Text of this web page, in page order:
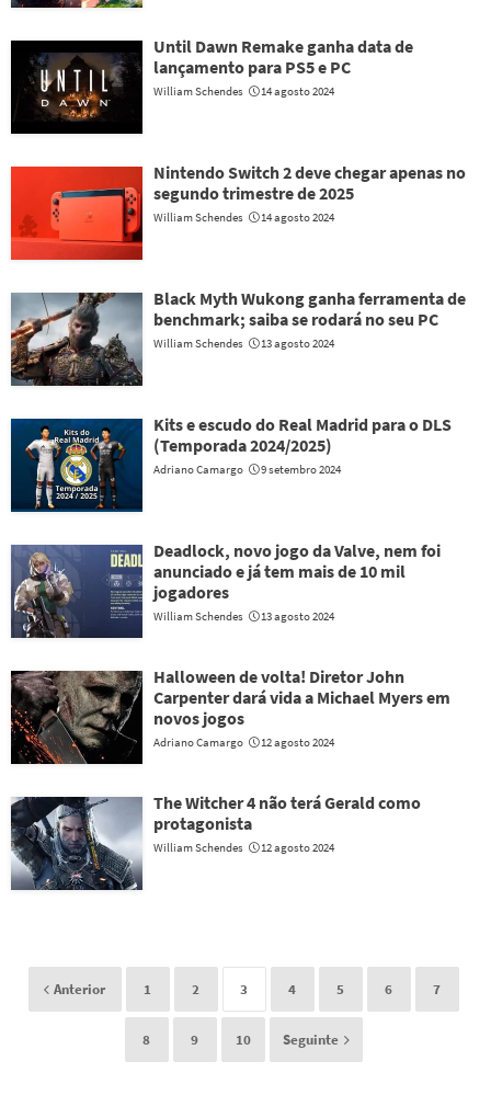
Until Dawn Remake ganha data de
lançamento para PS5 e PC
William Schendes 14 agosto 2024
Nintendo Switch 2 deve chegar apenas no
segundo trimestre de 2025
William Schendes 14 agosto 2024
Black Myth Wukong ganha ferramenta de
benchmark; saiba se rodará no seu PC
William Schendes 13 agosto 2024
Kits e escudo do Real Madrid para o DLS
(Temporada 2024/2025)
Adriano Camargo 9 setembro 2024
Deadlock, novo jogo da Valve, nem foi
anunciado e já tem mais de 10 mil
jogadores
William Schendes 13 agosto 2024
Halloween de volta! Diretor John
Carpenter dará vida a Michael Myers em
novos jogos
Adriano Camargo 12 agosto 2024
The Witcher 4 não terá Gerald como
protagonista
William Schendes 12 agosto 2024
Anterior 1 2 3 4 5 6 7
8 9 10 Seguinte